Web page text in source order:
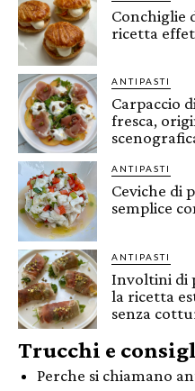
Conchiglie
ricetta
ANTIPASTI
Carpaccio
fresca,
ANTIPASTI
Ceviche di
semplice
ANTIPASTI
Involtini di
la ricetta
senza
Trucchi e
Perche si chiamano